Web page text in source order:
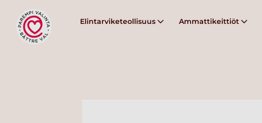
Elintarviketeollisuus Ammattikeittiöt